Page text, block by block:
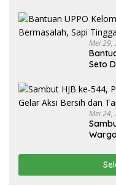
Mei 29,
Seto
Mei 24,